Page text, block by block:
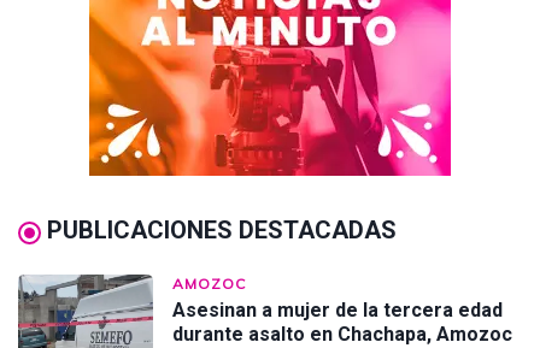
PUBLICACIONES DESTACADAS
AMOZOC
Asesinan a mujer de la tercera edad
durante asalto en Chachapa, Amozoc